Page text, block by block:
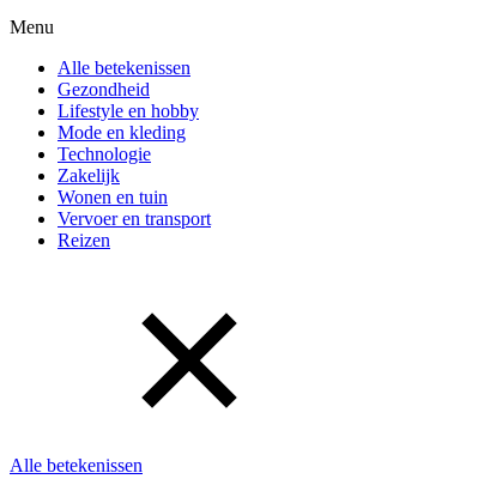
Menu
Alle betekenissen
Gezondheid
Lifestyle en hobby
Mode en kleding
Technologie
Zakelijk
Wonen en tuin
Vervoer en transport
Reizen
Alle betekenissen